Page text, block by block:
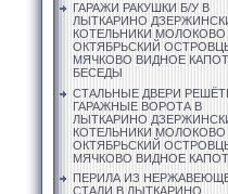
ГАРАЖИ РАКУШКИ Б/У В
ЛЫТКАРИНО
КОТЕЛЬНИКИ МОЛОКОВО
ОКТЯБРЬСКИЙ
МЯЧКОВО ВИДНОЕ
БЕСЕДЫ
СТАЛЬНЫЕ ДВЕРИ
ГАРАЖНЫЕ ВОРОТА В
ЛЫТКАРИНО
КОТЕЛЬНИКИ МОЛОКОВО
ОКТЯБРЬСКИЙ
МЯЧКОВО ВИДНОЕ
ПЕРИЛА ИЗ
СТАЛИ В ЛЫТКАРИНО